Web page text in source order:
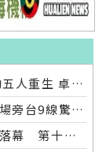
少年不幸身亡 捐贈器官助五人重生 卓溪鄉家庭盼社會援手
聯結車逆向暴衝！花蓮機場旁台9線驚悚車禍 兩車遭撞四人受傷無生命危險
花蓮區漁會會員代表選舉落幕 第十一小組當選人遭恐嚇報警處理